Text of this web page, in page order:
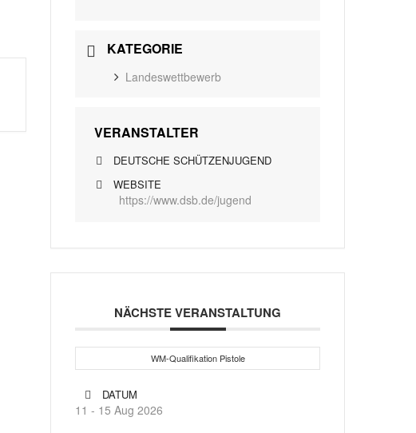
KATEGORIE
Landeswettbewerb
VERANSTALTER
DEUTSCHE SCHÜTZENJUGEND
WEBSITE
https://www.dsb.de/jugend
NÄCHSTE VERANSTALTUNG
WM-Qualifikation Pistole
DATUM
11 - 15 Aug 2026